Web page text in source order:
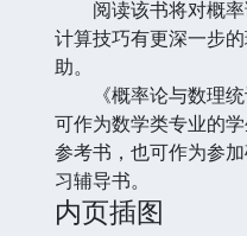
阅读该书将对概率
计算技巧有更深一步
助。
《概率论与数理统
可作为数学类专业的
参考书，也可作为参
习辅导书。
内页插图